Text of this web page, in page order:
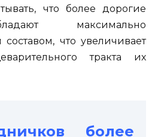
что более дорогие
максимально
что увеличивает
тракта их
более